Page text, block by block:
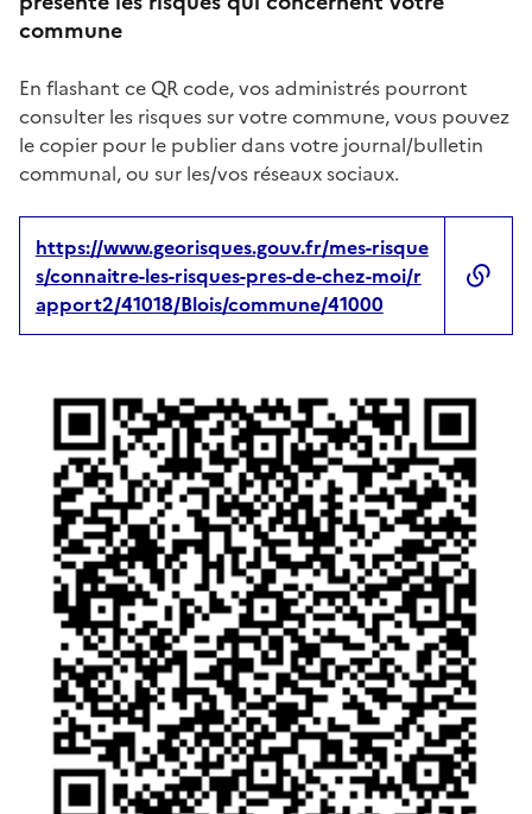
commune
En flashant ce QR code, vos administrés pourront
consulter les risques sur votre commune, vous pouvez
le copier pour le publier dans votre journal/bulletin
communal, ou sur les/vos réseaux sociaux.
https://www.georisques.gouv.fr/mes-risque
s/connaitre-les-risques-pres-de-chez-moi/r
apport2/41018/Blois/commune/41000